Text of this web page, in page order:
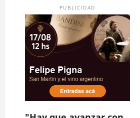
PUBLICIDAD